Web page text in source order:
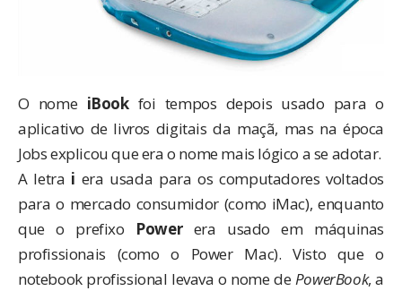
O nome iBookfoi tempos depois usado para o
aplicativo de livros digitais da maçã, mas na época
Jobs explicou que era o nome mais lógico a se adotar.
A letra i era usada para os computadores voltados
para o mercado consumidor (como iMac), enquanto
que o prefixo Powerera usado em máquinas
profissionais (como o Power Mac). Visto que o
notebook profissional levava o nome de PowerBook, a